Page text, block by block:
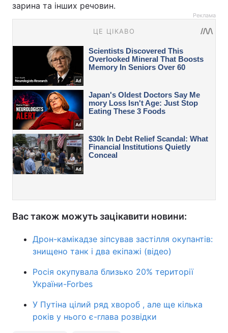
зарина та інших речовин.
Реклама
Вас також можуть зацікавити новини:
Дрон-камікадзе зіпсував застілля окупантів:
знищено танк і два екіпажі (відео)
Росія окупувала близько 20% території
України-Forbes
У Путіна цілий ряд хвороб , але ще кілька
років у нього є-глава розвідки